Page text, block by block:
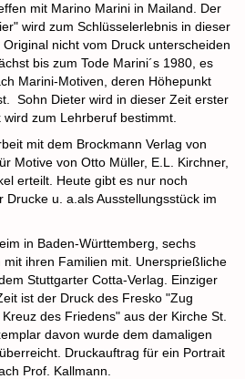
mit Marino Marini in Mailand. Der
wird zum Schlüsselerlebnis in dieser
nicht vom Druck unterscheiden
bis zum Tode Marini´s 1980, es
Marini-Motiven, deren Höhepunkt
Sohn Dieter wird in dieser Zeit erster
wird zum Lehrberuf bestimmt.
mit dem Brockmann Verlag von
Motive von Otto Müller, E.L. Kirchner,
erteilt. Heute gibt es nur noch
Drucke u. a.als Ausstellungsstück im
in Baden-Württemberg, sechs
ihren Familien mit. Unersprießliche
Stuttgarter Cotta-Verlag. Einziger
ist der Druck des Fresko "Zug
des Friedens" aus der Kirche St.
davon wurde dem damaligen
Druckauftrag für ein Portrait
Prof. Kallmann.